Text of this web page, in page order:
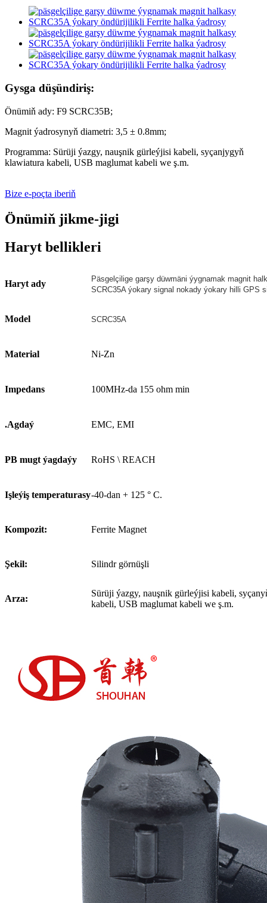
Gysga düşündiriş:
Önümiň ady: F9 SCRC35B;
Magnit ýadrosynyň diametri: 3,5 ± 0.8mm;
Programma: Sürüji ýazgy, nauşnik gürleýjisi kabeli, syçanjygyň
klawiatura kabeli, USB maglumat kabeli we ş.m.
Bize e-poçta iberiň
Önümiň jikme-jigi
Haryt bellikleri
Haryt ady
Päsgelçilige garşy düwmäni ýygnamak magnit
SCRC35A ýokary signal nokady ýokary hilli GPS
Model SCRC35A
Material Ni-Zn
Impedans 100MHz-da 155 ohm min
.Agdaý EMC, EMI
PB mugt ýagdaýy RoHS \ REACH
Işleýiş temperaturasy-40-dan + 125 ° C.
Kompozit: Ferrite Magnet
Şekil: Silindr görnüşli
Arza:
Sürüji ýazgy, nauşnik gürleýjisi kabeli,
kabeli, USB maglumat kabeli we ş.m.